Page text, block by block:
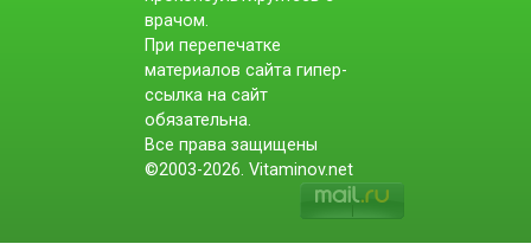
врачом.
При перепечатке
материалов сайта гипер-
ссылка на сайт
обязательна.
Все права защищены
©2003-2026. Vitaminov.net